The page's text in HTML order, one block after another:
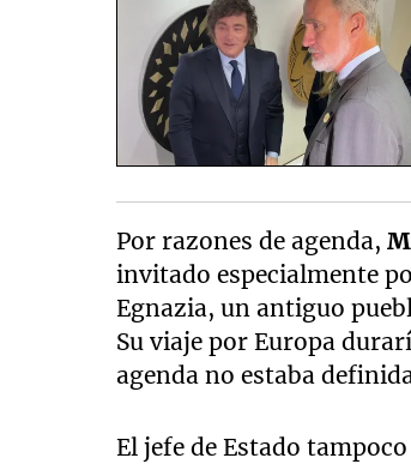
Por razones de agenda,
invitado especialmente
Egnazia, un antiguo
Su viaje por Europa
agenda no estaba
El jefe de Estado